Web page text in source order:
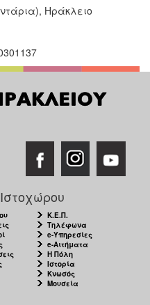
Ηράκλειο
Κ.Ε.Π.
Τηλέφωνα
e-Υπηρεσίες
e-Αιτήματα
Η Πόλη
Ιστορία
Κνωσός
Μουσεία